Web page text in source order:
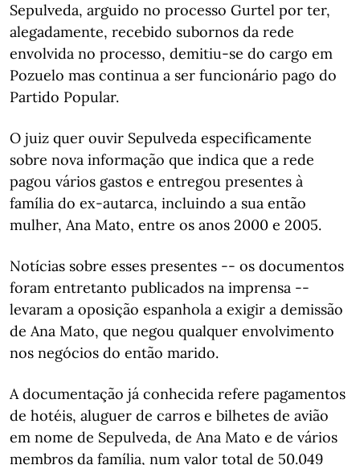
Sepulveda, arguido no processo Gurtel por ter,
alegadamente, recebido subornos da rede
envolvida no processo, demitiu-se do cargo em
Pozuelo mas continua a ser funcionário pago do
Partido Popular.
O juiz quer ouvir Sepulveda especificamente
sobre nova informação que indica que a rede
pagou vários gastos e entregou presentes à
família do ex-autarca, incluindo a sua então
mulher, Ana Mato, entre os anos 2000 e 2005.
Notícias sobre esses presentes -- os documentos
foram entretanto publicados na imprensa --
levaram a oposição espanhola a exigir a demissão
de Ana Mato, que negou qualquer envolvimento
nos negócios do então marido.
A documentação já conhecida refere pagamentos
de hotéis, aluguer de carros e bilhetes de avião
em nome de Sepulveda, de Ana Mato e de vários
membros da família, num valor total de 50.049